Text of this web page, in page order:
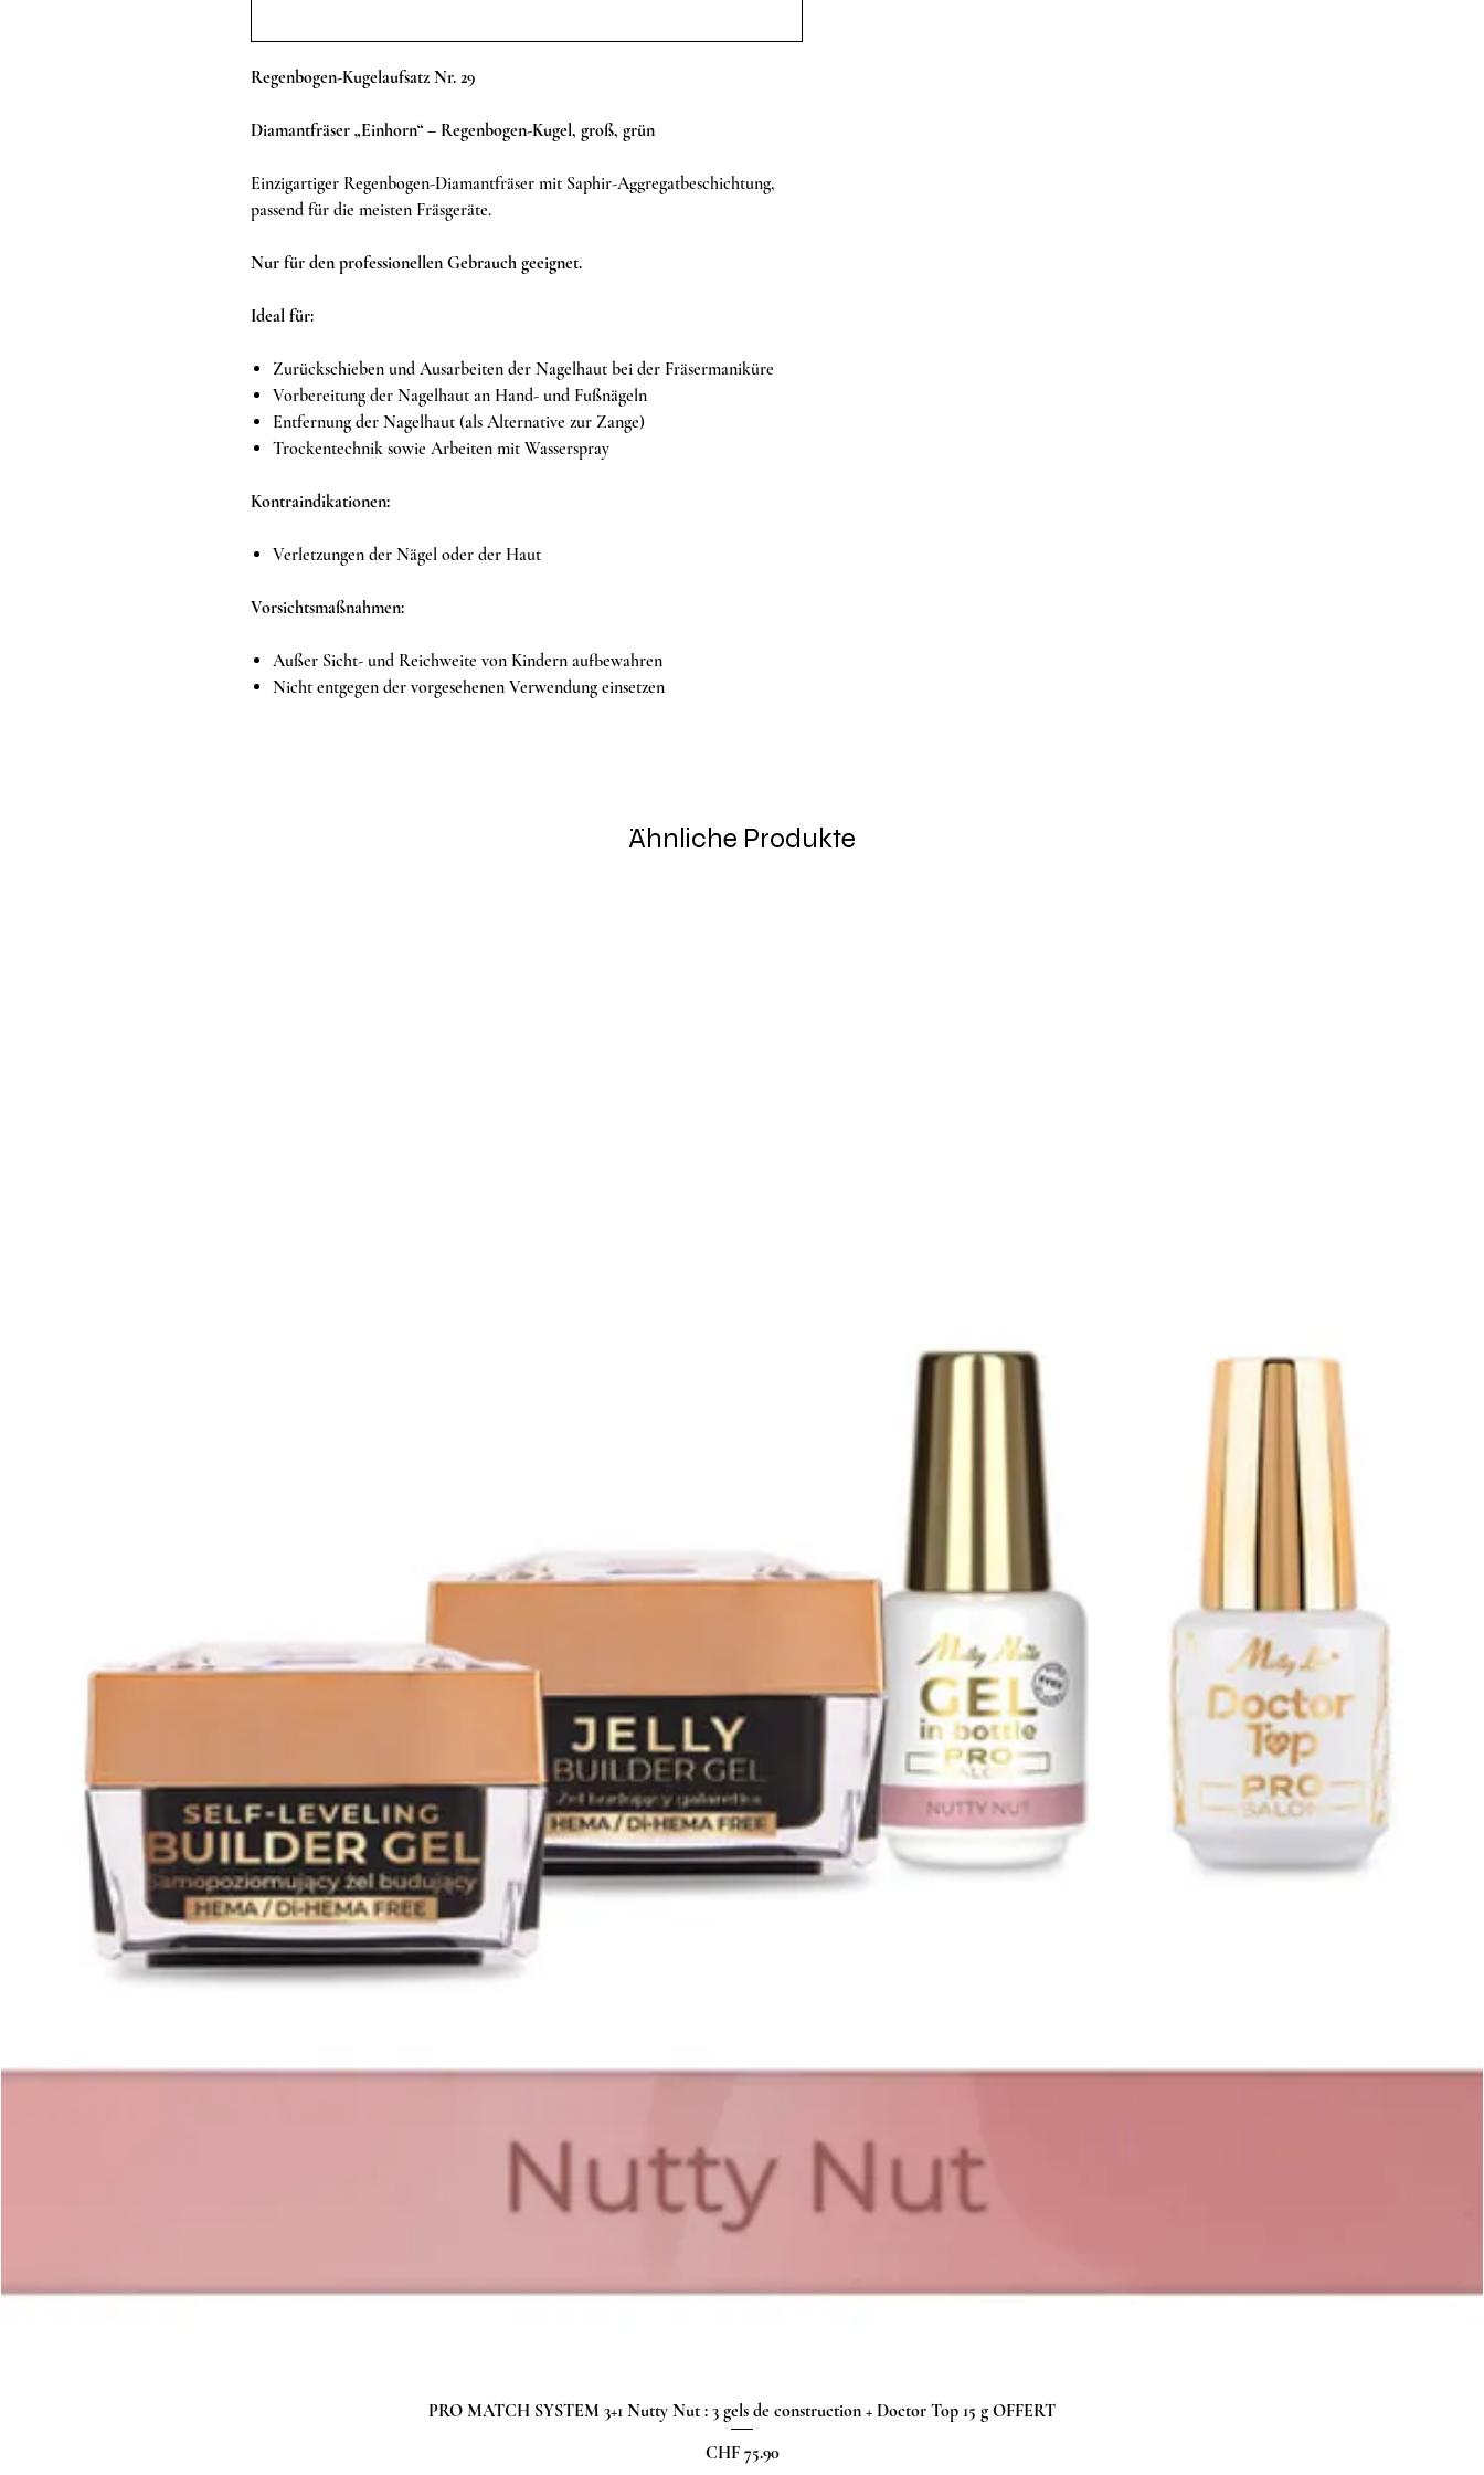
Regenbogen-Kugelaufsatz Nr. 29
Diamantfräser „Einhorn“ – Regenbogen-Kugel, groß, grün
Einzigartiger Regenbogen-Diamantfräser mit Saphir-Aggregatbeschichtung,
passend für die meisten Fräsgeräte.
Nur für den professionellen Gebrauch geeignet.
Ideal für:
Zurückschieben und Ausarbeiten der Nagelhaut bei der Fräsermaniküre
Vorbereitung der Nagelhaut an Hand- und Fußnägeln
Entfernung der Nagelhaut (als Alternative zur Zange)
Trockentechnik sowie Arbeiten mit Wasserspray
Kontraindikationen:
Verletzungen der Nägel oder der Haut
Vorsichtsmaßnahmen:
Außer Sicht- und Reichweite von Kindern aufbewahren
Nicht entgegen der vorgesehenen Verwendung einsetzen
Ähnliche Produkte
Schnellansicht
PRO MATCH SYSTEM 3+1 Nutty Nut : 3 gels de construction + Doctor Top 15 g OFFERT
Preis
CHF 75.90